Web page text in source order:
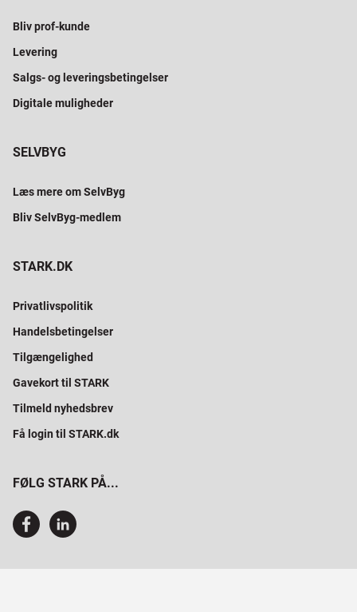
Bliv prof-kunde
Levering
Salgs- og leveringsbetingelser
Digitale muligheder
SELVBYG
Læs mere om SelvByg
Bliv SelvByg-medlem
STARK.DK
Privatlivspolitik
Handelsbetingelser
Tilgængelighed
Gavekort til STARK
Tilmeld nyhedsbrev
Få login til STARK.dk
FØLG STARK PÅ...